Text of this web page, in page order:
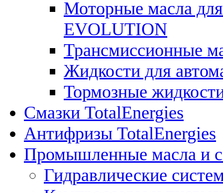
Моторные масла
EVOLUTION
Трансмиссионные
Жидкости для
Тормозные
Смазки TotalEnergies
Антифризы TotalEnergies
Промышленные масла и
Гидравлические